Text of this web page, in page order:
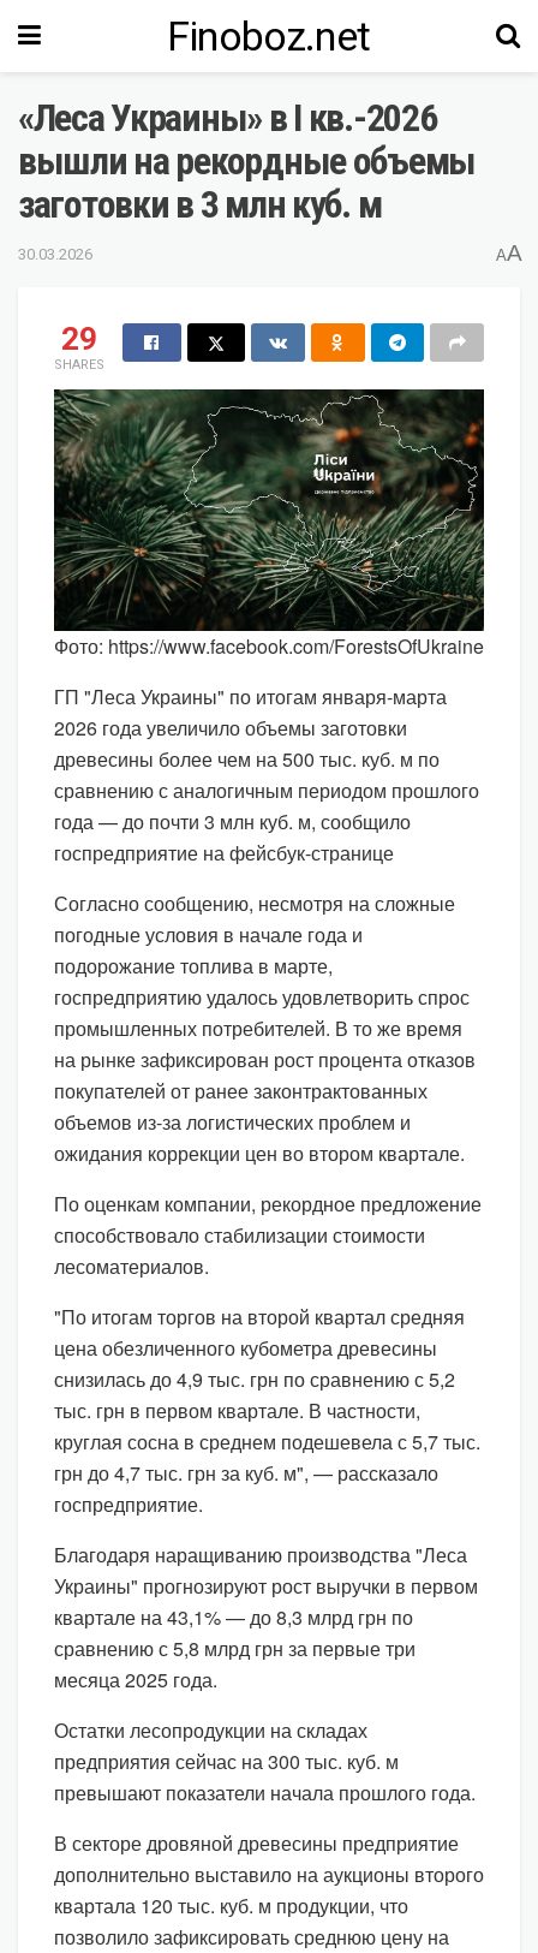
Finoboz.net
«Леса Украины» в I кв.-2026
вышли на рекордные объемы
заготовки в 3 млн куб. м
30.03.2026 AA
29
SHARES
Фото: https://www.facebook.com/ForestsOfUkraine
ГП "Леса Украины" по итогам января-марта
2026 года увеличило объемы заготовки
древесины более чем на 500 тыс. куб. м по
сравнению с аналогичным периодом прошлого
года — до почти 3 млн куб. м, сообщило
госпредприятие на фейсбук-странице
Согласно сообщению, несмотря на сложные
погодные условия в начале года и
подорожание топлива в марте,
госпредприятию удалось удовлетворить спрос
промышленных потребителей. В то же время
на рынке зафиксирован рост процента отказов
покупателей от ранее законтрактованных
объемов из-за логистических проблем и
ожидания коррекции цен во втором квартале.
По оценкам компании, рекордное предложение
способствовало стабилизации стоимости
лесоматериалов.
"По итогам торгов на второй квартал средняя
цена обезличенного кубометра древесины
снизилась до 4,9 тыс. грн по сравнению с 5,2
тыс. грн в первом квартале. В частности,
круглая сосна в среднем подешевела с 5,7 тыс.
грн до 4,7 тыс. грн за куб. м", — рассказало
госпредприятие.
Благодаря наращиванию производства "Леса
Украины" прогнозируют рост выручки в первом
квартале на 43,1% — до 8,3 млрд грн по
сравнению с 5,8 млрд грн за первые три
месяца 2025 года.
Остатки лесопродукции на складах
предприятия сейчас на 300 тыс. куб. м
превышают показатели начала прошлого года.
В секторе дровяной древесины предприятие
дополнительно выставило на аукционы второго
квартала 120 тыс. куб. м продукции, что
позволило зафиксировать среднюю цену на